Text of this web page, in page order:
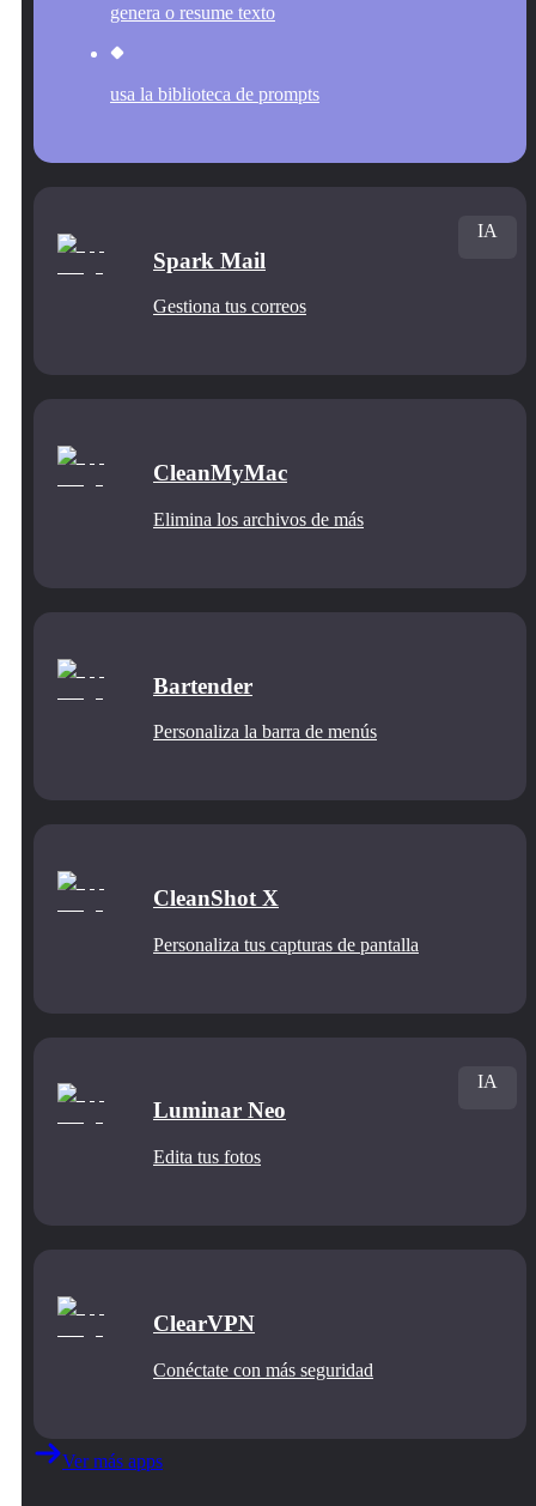
genera o resume texto
usa la biblioteca de prompts
Spark Mail
Gestiona tus correos
IA
CleanMyMac
Elimina los archivos de más
Bartender
Personaliza la barra de menús
CleanShot X
Personaliza tus capturas de pantalla
Luminar Neo
Edita tus fotos
IA
ClearVPN
Conéctate con más seguridad
Ver más apps